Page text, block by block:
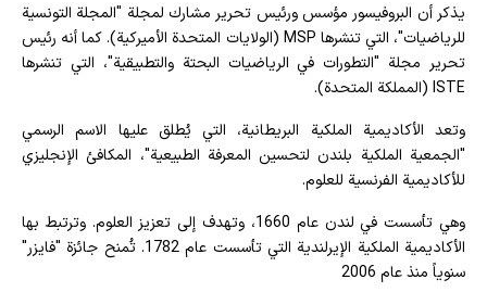
يذكر أن البروفيسور مؤسس ورئيس تحرير مشارك لمجلة "المجلة التونسية
للرياضيات"، التي تنشرها MSP (الولايات المتحدة الأميركية). كما أنه رئيس
تحرير مجلة "التطورات في الرياضيات البحتة والتطبيقية"، التي تنشرها
ISTE (المملكة المتحدة).
وتعد الأكاديمية الملكية البريطانية، التي يُطلق عليها الاسم الرسمي
"الجمعية الملكية بلندن لتحسين المعرفة الطبيعية"، المكافئ الإنجليزي
للأكاديمية الفرنسية للعلوم.
وهي تأسست في لندن عام 1660، وتهدف إلى تعزيز العلوم. وترتبط بها
الأكاديمية الملكية الإيرلندية التي تأسست عام 1782. تُمنح جائزة "فايزر"
سنوياً منذ عام 2006